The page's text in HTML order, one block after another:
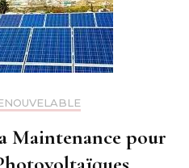
Maintenance pour